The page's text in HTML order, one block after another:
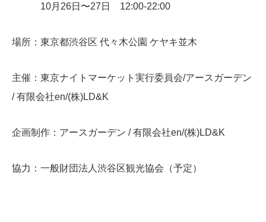
10月26日〜27日 12:00-22:00
場所：東京都渋谷区 代々木公園 ケヤキ並木
主催：東京ナイトマーケット実行委員会/アースガーデン
/ 有限会社en/(株)LD&K
企画制作：アースガーデン / 有限会社en/(株)LD&K
協力：一般財団法人渋谷区観光協会（予定）